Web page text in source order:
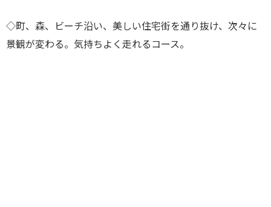
◇町、森、ビーチ沿い、美しい住宅街を通り抜け、次々に
景観が変わる。気持ちよく走れるコース。